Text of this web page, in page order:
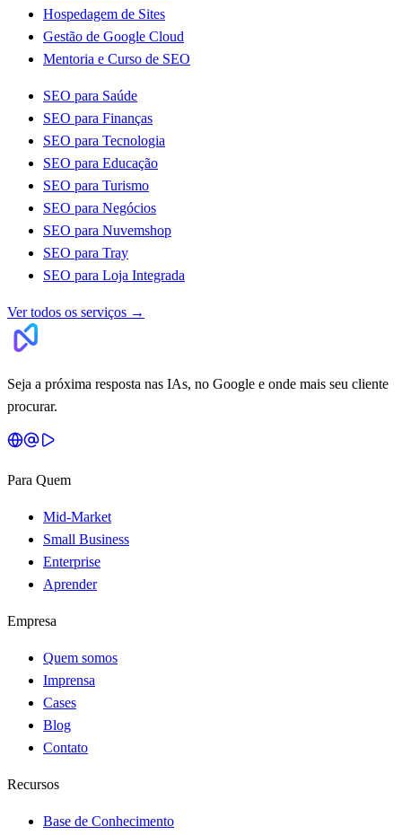
Hospedagem de Sites
Gestão de Google Cloud
Mentoria e Curso de SEO
SEO para Saúde
SEO para Finanças
SEO para Tecnologia
SEO para Educação
SEO para Turismo
SEO para Negócios
SEO para Nuvemshop
SEO para Tray
SEO para Loja Integrada
Ver todos os serviços →
Seja a próxima resposta nas IAs, no Google e onde mais seu cliente
procurar.
Para Quem
Mid-Market
Small Business
Enterprise
Aprender
Empresa
Quem somos
Imprensa
Cases
Blog
Contato
Recursos
Base de Conhecimento